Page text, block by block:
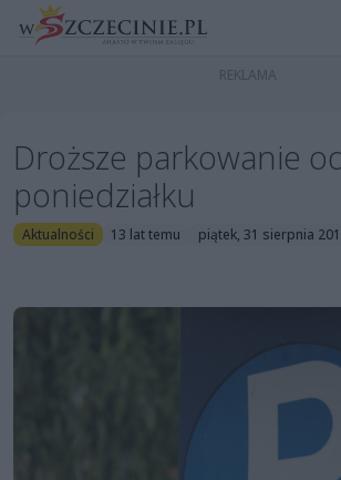
Droższe parkowanie
poniedziałku
Aktualności 13 lat temu piątek, 31 sierpnia